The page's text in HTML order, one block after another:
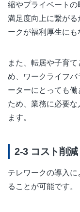
縮やプライベート
満足度向上に繋が
ークが福利厚生にも
また、転居や子育
め、ワークライフ
ーターにとっても
ため、業務に必要
ます。
コスト削減
テレワークの導入
ることが可能です。